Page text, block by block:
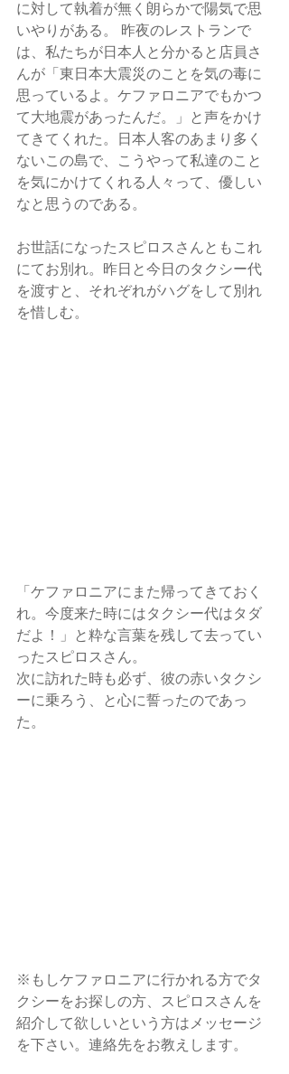
に対して執着が無く朗らかで陽気で思
いやりがある。 昨夜のレストランで
は、私たちが日本人と分かると店員さ
んが「東日本大震災のことを気の毒に
思っているよ。ケファロニアでもかつ
て大地震があったんだ。」と声をかけ
てきてくれた。日本人客のあまり多く
ないこの島で、こうやって私達のこと
を気にかけてくれる人々って、優しい
なと思うのである。
お世話になったスピロスさんともこれ
にてお別れ。昨日と今日のタクシー代
を渡すと、それぞれがハグをして別れ
を惜しむ。
「ケファロニアにまた帰ってきておく
れ。今度来た時にはタクシー代はタダ
だよ！」と粋な言葉を残して去ってい
ったスピロスさん。
次に訪れた時も必ず、彼の赤いタクシ
ーに乗ろう、と心に誓ったのであっ
た。
※もしケファロニアに行かれる方でタ
クシーをお探しの方、スピロスさんを
紹介して欲しいという方はメッセージ
を下さい。連絡先をお教えします。